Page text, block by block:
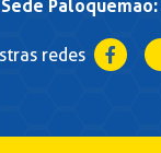
Paloquemao:
redes